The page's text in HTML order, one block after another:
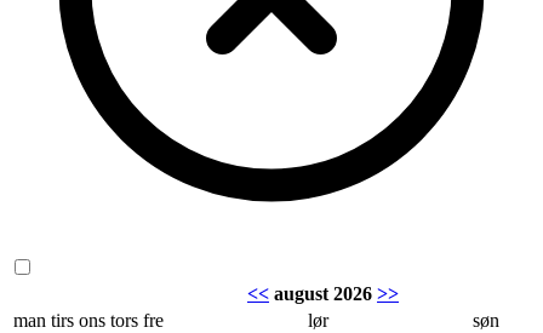
<< august 2026 >>
man tirs ons tors fre lør søn